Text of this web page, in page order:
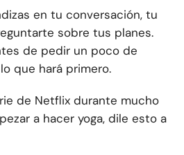
en tu conversación, tu
sobre tus planes.
de pedir un poco de
que hará primero.
de Netflix durante mucho
a hacer yoga, dile esto a